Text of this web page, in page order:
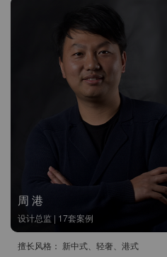
周 港
设计总监 | 17套案例
擅长风格： 新中式、轻奢、港式